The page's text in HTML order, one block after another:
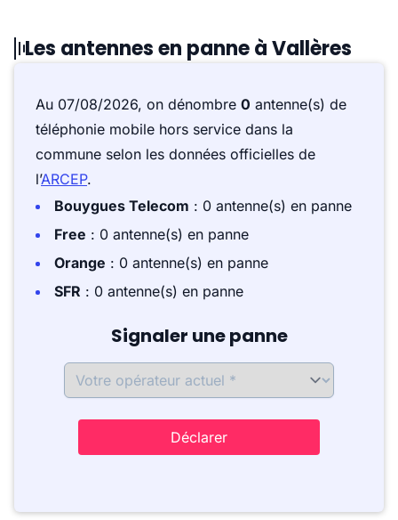
Les antennes en panne à Vallères
Au 07/08/2026, on dénombre 0 antenne(s) de
téléphonie mobile hors service dans la
commune selon les données officielles de
l’ARCEP.
Bouygues Telecom : 0 antenne(s) en panne
Free : 0 antenne(s) en panne
Orange : 0 antenne(s) en panne
SFR : 0 antenne(s) en panne
Signaler une panne
Déclarer